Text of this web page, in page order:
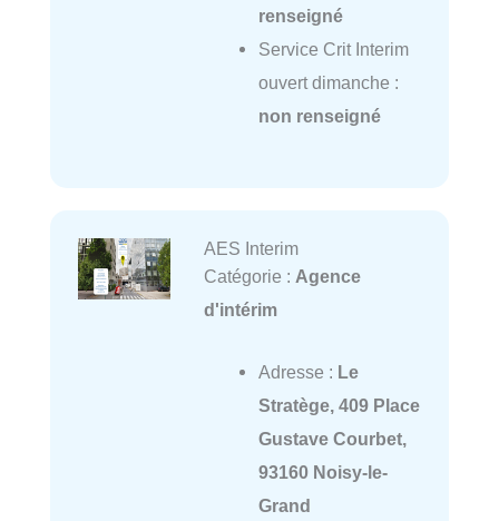
renseigné
Service Crit Interim
ouvert dimanche :
non renseigné
AES Interim
Catégorie : Agence
d'intérim
Adresse : Le
Stratège, 409 Place
Gustave Courbet,
93160 Noisy-le-
Grand